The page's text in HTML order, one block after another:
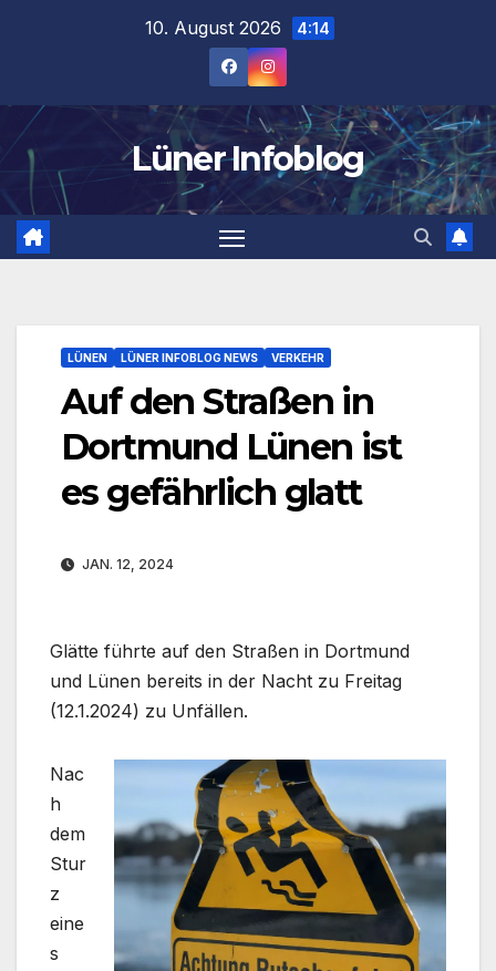
10. August 2026 4:14
Lüner Infoblog
LÜNEN LÜNER INFOBLOG NEWS VERKEHR
Auf den Straßen in
Dortmund Lünen ist
es gefährlich glatt
JAN. 12, 2024
Glätte führte auf den Straßen in Dortmund
und Lünen bereits in der Nacht zu Freitag
(12.1.2024) zu Unfällen.
Nac
h
dem
Stur
z
eine
s